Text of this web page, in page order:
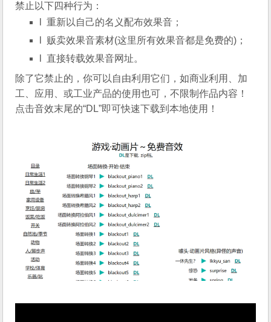
禁止以下四种行为：
l 重新以自己的名义配布效果音；
l 贩卖效果音素材(这里所有效果音都是免费的)；
l 直接转载效果音网址。
除了它禁止的，你可以自由利用它们，如商业利用、加
工、应用、或工业产品的使用也可，不限制作品内容！
点击音效末尾的“DL”即可快速下载到本地使用！